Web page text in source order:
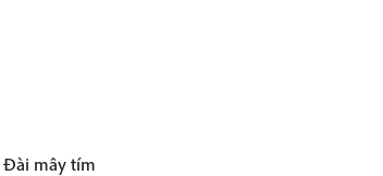
Đài mây tím